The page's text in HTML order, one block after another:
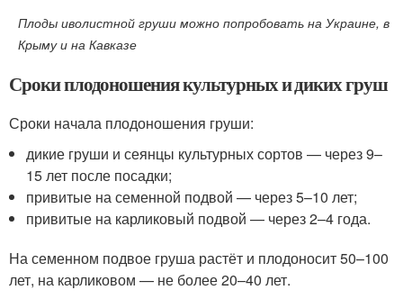
Плоды иволистной груши можно попробовать на Украине, в
Крыму и на Кавказе
Сроки плодоношения культурных и диких груш
Сроки начала плодоношения груши:
дикие груши и сеянцы культурных сортов — через 9–
15 лет после посадки;
привитые на семенной подвой — через 5–10 лет;
привитые на карликовый подвой — через 2–4 года.
На семенном подвое груша растёт и плодоносит 50–100
лет, на карликовом — не более 20–40 лет.